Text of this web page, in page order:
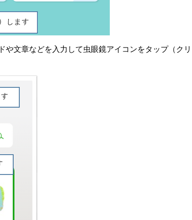
文章などを入力して虫眼鏡アイコンをタップ（クリ